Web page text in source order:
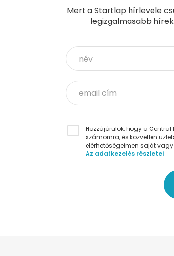
Mert a Startlap hírlevele
legizgalmasabb
Hozzájárulok, hogy a
számomra, és közvetlen
elérhetőségeimen saját
Az adatkezelés részletei